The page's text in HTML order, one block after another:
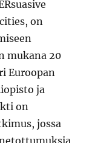
on
mukana 20
Euroopan
ja
on
jossa